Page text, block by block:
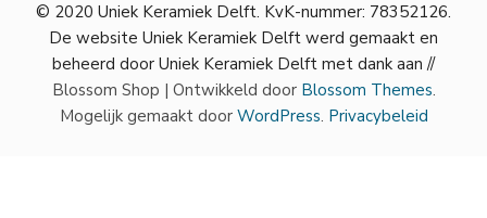
© 2020 Uniek Keramiek Delft. KvK-nummer: 78352126.
De website Uniek Keramiek Delft werd gemaakt en
beheerd door Uniek Keramiek Delft met dank aan //
Blossom Shop | Ontwikkeld door Blossom Themes.
Mogelijk gemaakt door WordPress. Privacybeleid